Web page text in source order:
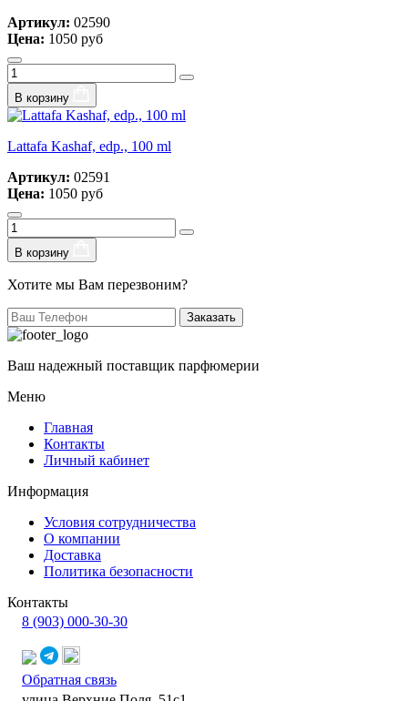
Артикул: 02590
Цена: 1050 руб
В корзину
Lattafa Kashaf, edp., 100 ml
Артикул: 02591
Цена: 1050 руб
В корзину
Хотите мы Вам перезвоним?
Заказать
Ваш надежный поставщик парфюмерии
Меню
Главная
Контакты
Личный кабинет
Информация
Условия сотрудничества
О компании
Доставка
Политика безопасности
Контакты
8 (903) 000-30-30
Обратная связь